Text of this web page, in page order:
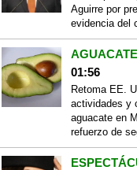
Aguirre por
evidencia del
AGUACATE
01:56
Retoma EE.
actividades y
aguacate en
refuerzo de